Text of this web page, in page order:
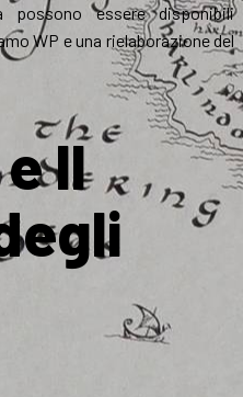
possono essere disponibili
WP e una rielaborazione del
Il